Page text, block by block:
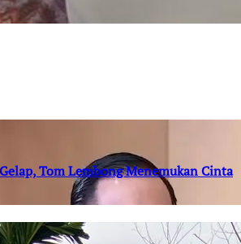
Tom Lembong Menemukan Cinta